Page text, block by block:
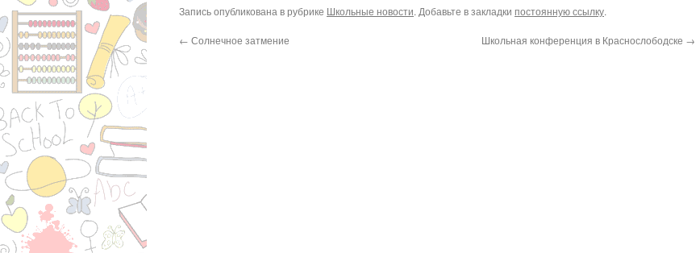
Запись опубликована в рубрике Школьные новости. Добавьте в закладки постоянную ссылку.
← Солнечное затмение Школьная конференция в Краснослободске →